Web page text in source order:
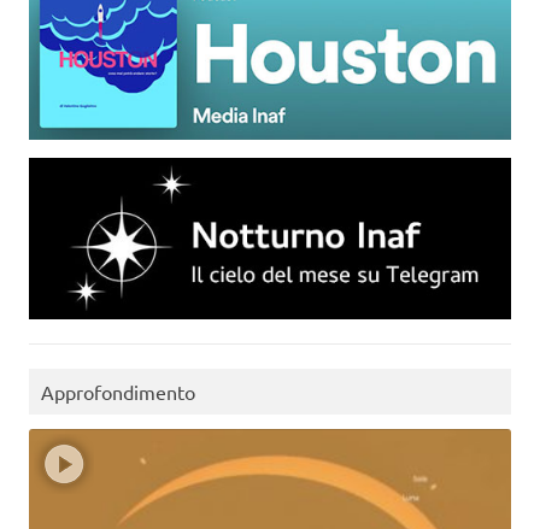
Approfondimento